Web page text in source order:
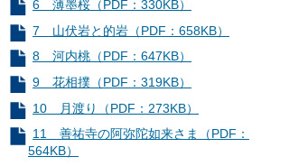
6 薄墨桜（PDF：330KB）
7 山伏岩と的岩（PDF：658KB）
8 河内桃（PDF：647KB）
9 花相撲（PDF：319KB）
10 月渡り（PDF：273KB）
11 善祐寺の阿弥陀如来さま（PDF：
564KB）